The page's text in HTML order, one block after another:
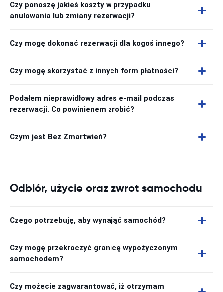
Czy ponoszę jakieś koszty w przypadku
anulowania lub zmiany rezerwacji?
Czy mogę dokonać rezerwacji dla kogoś innego?
Czy mogę skorzystać z innych form płatności?
Podałem nieprawidłowy adres e-mail podczas
rezerwacji. Co powinienem zrobić?
Czym jest Bez Zmartwień?
Odbiór, użycie oraz zwrot samochodu
Czego potrzebuję, aby wynająć samochód?
Czy mogę przekroczyć granicę wypożyczonym
samochodem?
Czy możecie zagwarantować, iż otrzymam